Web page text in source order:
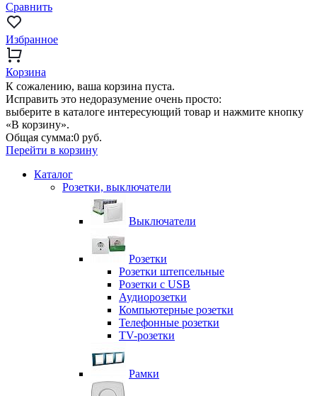
Сравнить
Избранное
Корзина
К сожалению, ваша корзина пуста.
Исправить это недоразумение очень просто:
выберите в каталоге интересующий товар и нажмите кнопку
«В корзину».
Общая сумма:0 руб.
Перейти в корзину
Каталог
Розетки, выключатели
Выключатели
Розетки
Розетки штепсельные
Розетки с USB
Аудиорозетки
Компьютерные розетки
Телефонные розетки
TV-розетки
Рамки